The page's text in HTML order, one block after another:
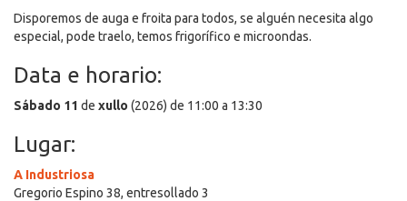
Disporemos de auga e froita para todos, se alguén necesita algo
especial, pode traelo, temos frigorífico e microondas.
Data e horario:
Sábado 11 de xullo (2026) de 11:00 a 13:30
Lugar:
A Industriosa
Gregorio Espino 38, entresollado 3